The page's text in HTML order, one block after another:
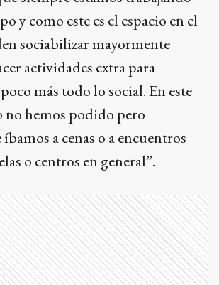
y como este es el espacio en el
sociabilizar mayormente
actividades extra para
más todo lo social. En este
hemos podido pero
a cenas o a encuentros
o centros en general”.